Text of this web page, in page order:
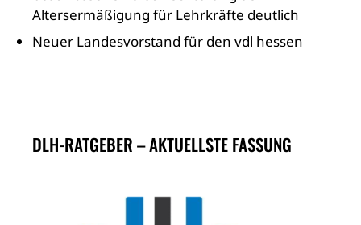
Altersermäßigung für Lehrkräfte deutlich
Neuer Landesvorstand für den vdl hessen
DLH-RATGEBER – AKTUELLSTE FASSUNG